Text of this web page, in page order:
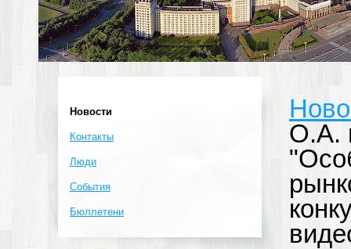
Новости
Контакты
Люди
События
Бюллетени
О.А.